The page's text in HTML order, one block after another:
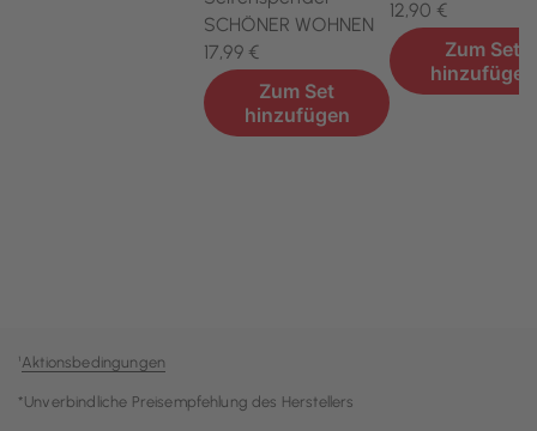
¹Aktionsbedingungen
*Unverbindliche Preisempfehlung des Herstellers